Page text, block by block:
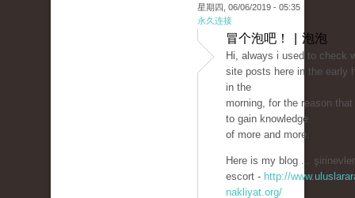
星期四, 06/06/2019 - 05:35
永久连接
冒个泡吧！ | 泡泡
Hi, always i used to check
site posts here in the early
in the
morning, for the reason
to gain knowledge
of more and more.
Here is my blog ... şirinevler
escort - http://
nakliyat.org/